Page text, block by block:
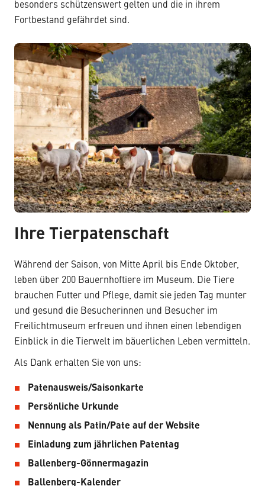
besonders schützenswert gelten und die in ihrem
Fortbestand gefährdet sind.
Ihre Tierpatenschaft
Während der Saison, von Mitte April bis Ende Oktober,
leben über 200 Bauernhoftiere im Museum. Die Tiere
brauchen Futter und Pflege, damit sie jeden Tag munter
und gesund die Besucherinnen und Besucher im
Freilichtmuseum erfreuen und ihnen einen lebendigen
Einblick in die Tierwelt im bäuerlichen Leben vermitteln.
Als Dank erhalten Sie von uns:
Patenausweis/Saisonkarte
Persönliche Urkunde
Nennung als Patin/Pate auf der Website
Einladung zum jährlichen Patentag
Ballenberg-Gönnermagazin
Ballenberg-Kalender